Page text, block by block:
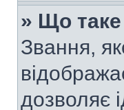
» Що таке
Звання,
дозволяє